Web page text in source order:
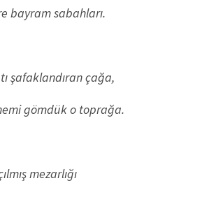
bayram sabahları.
şafaklandıran çağa,
gömdük o toprağa.
mezarlığı